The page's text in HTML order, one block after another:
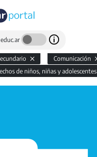
Comunicación
de niños, niñas y adolescentes